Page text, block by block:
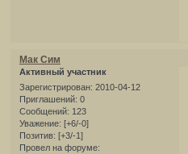
Мак Сим
Активный участник
Зарегистрирован: 2010-04-12
Приглашений: 0
Сообщений: 123
Уважение: [+6/-0]
Позитив: [+3/-1]
Провел на форуме: